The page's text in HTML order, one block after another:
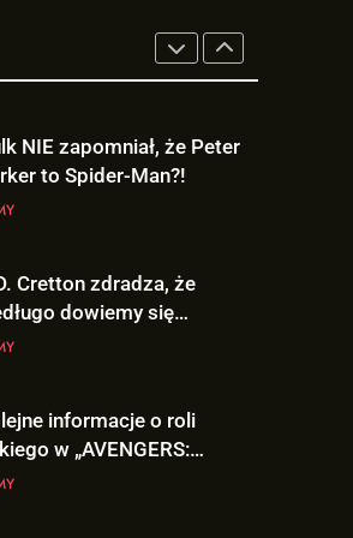
kostium Thora w
DOOMSDAY”!
NIE zapomniał, że Peter
to Spider-Man?!
Cretton zdradza, że
dowiemy się
sceny po napisach
informacje o roli
w „AVENGERS: